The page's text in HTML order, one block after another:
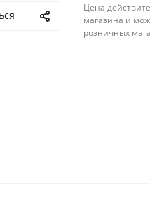
Цена
магазина и
розничных